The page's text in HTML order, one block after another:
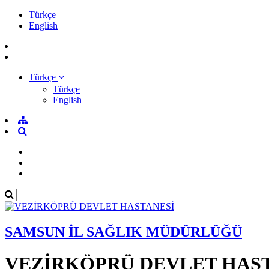
Türkçe
English
Türkçe
Türkçe
English
SAMSUN İL SAĞLIK MÜDÜRLÜĞÜ
VEZİRKÖPRÜ DEVLET